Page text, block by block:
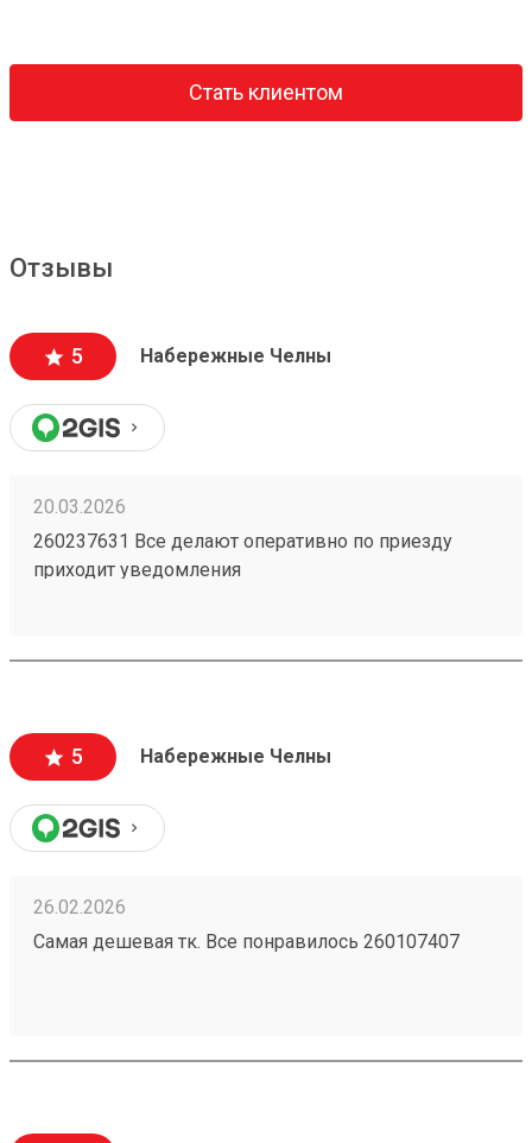
Стать клиентом
Отзывы
5 Набережные Челны
20.03.2026
260237631 Все делают оперативно по приезду
приходит уведомления
5 Набережные Челны
26.02.2026
Самая дешевая тк. Все понравилось 260107407